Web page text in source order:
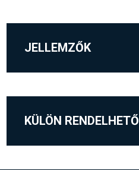
JELLEMZŐK
KÜLÖN RENDELHETŐ